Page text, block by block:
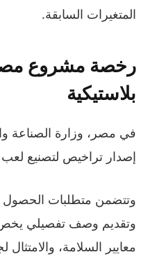
المتغيرات السابقة.
رخصة مشروع
بلاستيكية
في مصر، وزارة الصناعة
إصدار تراخيص لتصنيع لعب
وتتضمن متطلبات
وتقديم وصف تفصيلي يخص
معايير السلامة، والامتثال